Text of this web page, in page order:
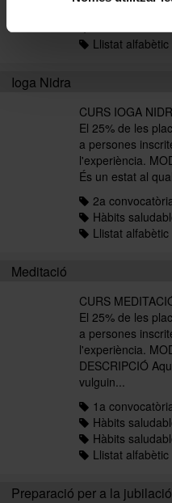
Llistat alfabètic
Ioga Nidra
CURS IOGA
El 25% de les
a persones
l'experiència.
És un estat al
2a
Hàbits
Llistat alfabètic
Meditació
CURS
El 25% de les
a persones
l'experiència.
DESCRIPCIÓ
vulguin...
1a
Hàbits
Hàbits
Llistat alfabètic
Preparació per a la jubilació